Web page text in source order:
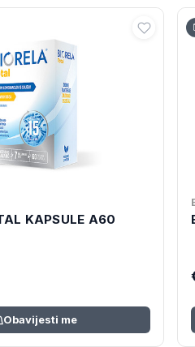
KAPSULE A60
Obavijesti me